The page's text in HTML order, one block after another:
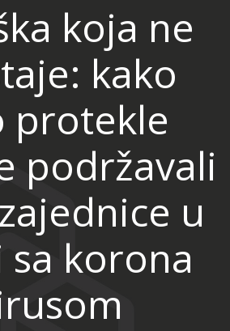
koja ne
kako
protekle
podržavali
u
korona